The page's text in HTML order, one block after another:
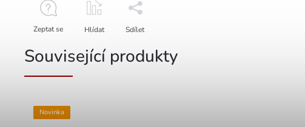
Zeptat se Hlídat Sdílet
Související produkty
Novinka